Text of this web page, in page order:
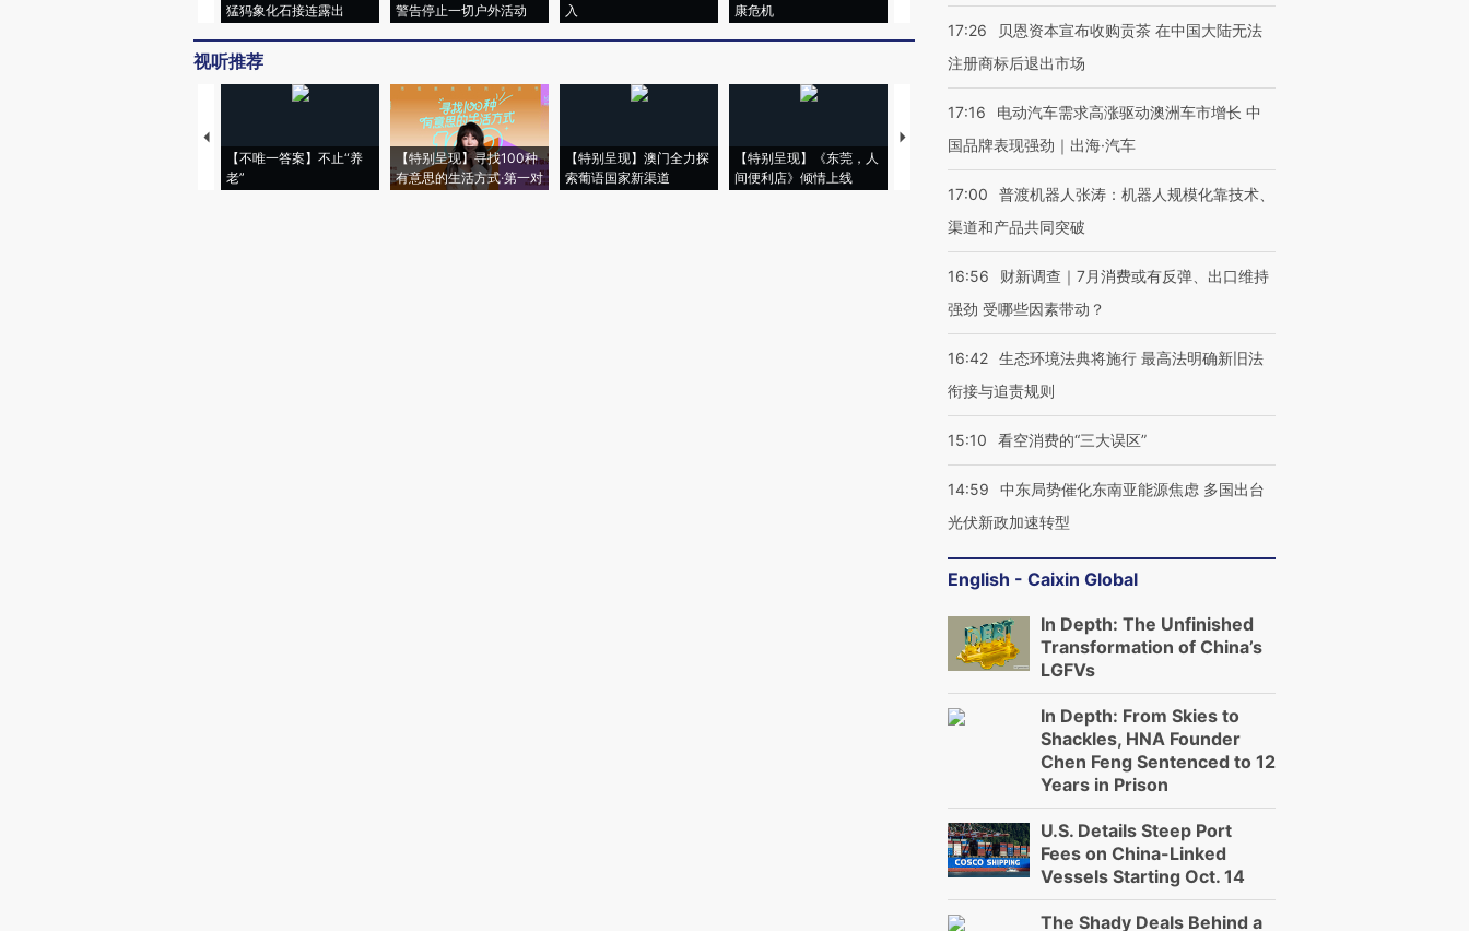
猛犸象化石接连露出
警告停止一切户外活动
入
康危机
心“花钱找虐”？
毒品
育部长拱下台
视听推荐
【不唯一答案】不止“养
老”
【特别呈现】寻找100种
有意思的生活方式·第一对
【特别呈现】澳门全力探
索葡语国家新渠道
【特别呈现】《东莞，人
间便利店》倾情上线
【推广】走进第四届链博
会，让数智科技“链”接产
【特别呈现】寻找100种
17:26
贝恩资本宣布收购贡茶 在中国大陆无法
注册商标后退出市场
17:16
电动汽车需求高涨驱动澳洲车市增长 中
国品牌表现强劲｜出海·汽车
17:00
普渡机器人张涛：机器人规模化靠技术、
渠道和产品共同突破
16:56
财新调查｜7月消费或有反弹、出口维持
强劲 受哪些因素带动？
16:42 生态环境法典将施行 最高法明确新旧法
衔接与追责规则
15:10 看空消费的“三大误区”
14:59
中东局势催化东南亚能源焦虑 多国出台
光伏新政加速转型
English - Caixin Global
In Depth: The Unfinished
Transformation of China’s
LGFVs
In Depth: From Skies to
Shackles, HNA Founder
Chen Feng Sentenced to 12
Years in Prison
U.S. Details Steep Port
Fees on China-Linked
Vessels Starting Oct. 14
The Shady Deals Behind a